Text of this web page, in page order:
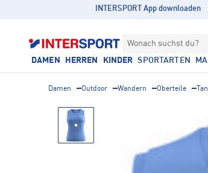
INTERSPORT App downloaden
Wonach suchst du?
DAMEN HERREN KINDER SPORTARTEN
Damen Outdoor Wandern Oberteile